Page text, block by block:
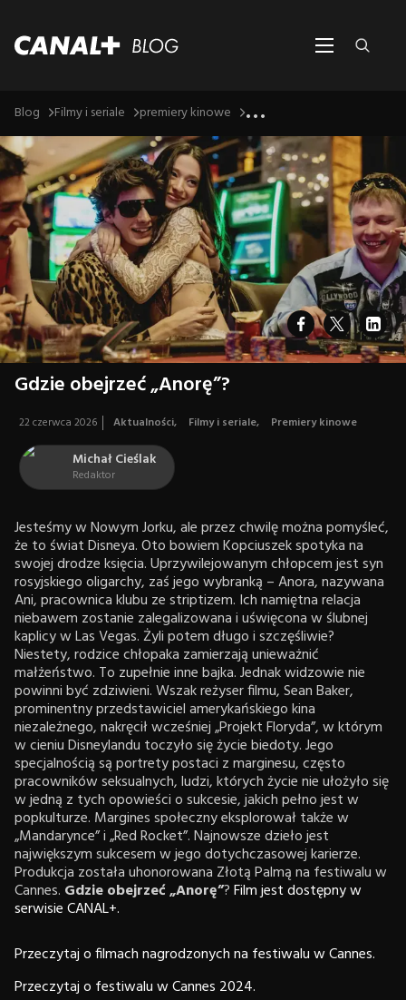
Blog Filmy i seriale premiery kinowe ...
Gdzie obejrzeć „Anorę”?
22 czerwca 2026 Aktualności, Filmy i seriale, Premiery kinowe
Michał Cieślak
Redaktor
Jesteśmy w Nowym Jorku, ale przez chwilę można pomyśleć,
że to świat Disneya. Oto bowiem Kopciuszek spotyka na
swojej drodze księcia. Uprzywilejowanym chłopcem jest syn
rosyjskiego oligarchy, zaś jego wybranką – Anora, nazywana
Ani, pracownica klubu ze striptizem. Ich namiętna relacja
niebawem zostanie zalegalizowana i uświęcona w ślubnej
kaplicy w Las Vegas. Żyli potem długo i szczęśliwie?
Niestety, rodzice chłopaka zamierzają unieważnić
małżeństwo. To zupełnie inne bajka. Jednak widzowie nie
powinni być zdziwieni. Wszak reżyser filmu, Sean Baker,
prominentny przedstawiciel amerykańskiego kina
niezależnego, nakręcił wcześniej „Projekt Floryda”, w którym
w cieniu Disneylandu toczyło się życie biedoty. Jego
specjalnością są portrety postaci z marginesu, często
pracowników seksualnych, ludzi, których życie nie ułożyło się
w jedną z tych opowieści o sukcesie, jakich pełno jest w
popkulturze. Margines społeczny eksplorował także w
„Mandarynce” i „Red Rocket”. Najnowsze dzieło jest
największym sukcesem w jego dotychczasowej karierze.
Produkcja została uhonorowana Złotą Palmą na festiwalu w
Cannes. Gdzie obejrzeć „Anorę”?Film jest dostępny w
serwisie CANAL+.
Przeczytaj o filmach nagrodzonych na festiwalu w Cannes.
Przeczytaj o festiwalu w Cannes 2024.